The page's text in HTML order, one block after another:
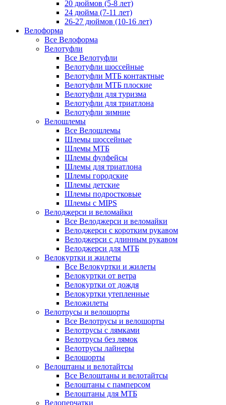
20 дюймов (5-8 лет)
24 дюйма (7-11 лет)
26-27 дюймов (10-16 лет)
Велоформа
Все Велоформа
Велотуфли
Все Велотуфли
Велотуфли шоссейные
Велотуфли МТБ контактные
Велотуфли МТБ плоские
Велотуфли для туризма
Велотуфли для триатлона
Велотуфли зимние
Велошлемы
Все Велошлемы
Шлемы шоссейные
Шлемы МТБ
Шлемы фулфейсы
Шлемы для триатлона
Шлемы городские
Шлемы детские
Шлемы подростковые
Шлемы с MIPS
Велоджерси и веломайки
Все Велоджерси и веломайки
Велоджерси с коротким рукавом
Велоджерси с длинным рукавом
Велоджерси для МТБ
Велокуртки и жилеты
Все Велокуртки и жилеты
Велокуртки от ветра
Велокуртки от дождя
Велокуртки утепленные
Веложилеты
Велотрусы и велошорты
Все Велотрусы и велошорты
Велотрусы с лямками
Велотрусы без лямок
Велотрусы лайнеры
Велошорты
Велоштаны и велотайтсы
Все Велоштаны и велотайтсы
Велоштаны с памперсом
Велоштаны для МТБ
Велоперчатки